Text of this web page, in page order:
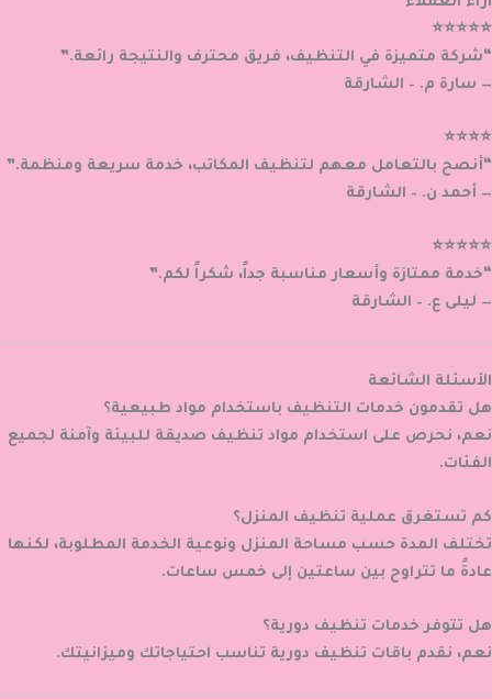
⭐⭐⭐⭐⭐
“شركة متميزة في التنظيف، فريق محترف والنتيجة رائعة.”
— سارة م. – الشارقة
⭐⭐⭐⭐
“أنصح بالتعامل معهم لتنظيف المكاتب، خدمة سريعة ومنظمة.”
— أحمد ن. – الشارقة
⭐⭐⭐⭐⭐
“خدمة ممتازة وأسعار مناسبة جداً، شكراً لكم.”
— ليلى ع. – الشارقة
الأسئلة الشائعة
هل تقدمون خدمات التنظيف باستخدام مواد طبيعية؟
نعم، نحرص على استخدام مواد تنظيف صديقة للبيئة وآمنة لجميع
الفئات.
كم تستغرق عملية تنظيف المنزل؟
تختلف المدة حسب مساحة المنزل ونوعية الخدمة المطلوبة، لكنها
عادةً ما تتراوح بين ساعتين إلى خمس ساعات.
هل تتوفر خدمات تنظيف دورية؟
نعم، نقدم باقات تنظيف دورية تناسب احتياجاتك وميزانيتك.